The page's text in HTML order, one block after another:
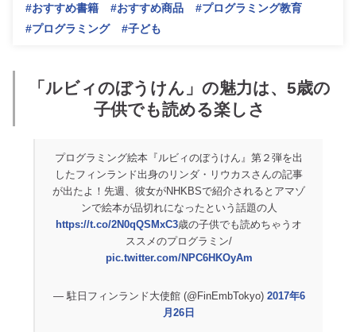
#おすすめ書籍 #おすすめ商品
#プログラミング教育
#プログラミング
#子ども
「ルビィのぼうけん」の魅力は、5歳の
子供でも読める楽しさ
プログラミング絵本『ルビィのぼうけん』第２弾を出
したフィンランド出身のリンダ・リウカスさんの記事
が出たよ！先週、彼女がNHKBSで紹介されるとアマゾ
ンで絵本が品切れになったという話題の人
https://t.co/2N0qQSMxC3歳の子供でも読めちゃうオ
ススメのプログラミン/
pic.twitter.com/NPC6HKOyAm
— 駐日フィンランド大使館 (@FinEmbTokyo) 2017年6
月26日